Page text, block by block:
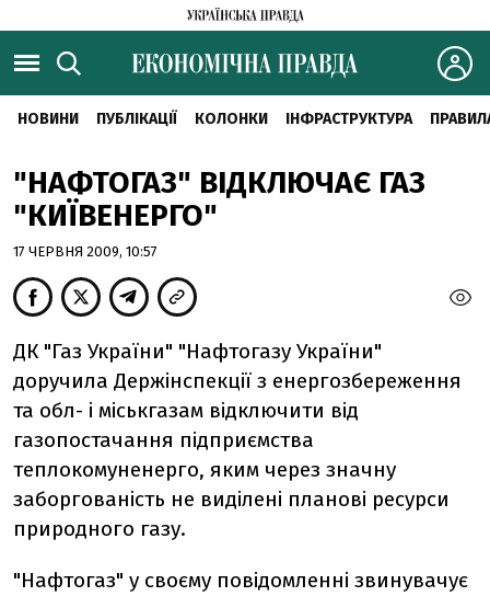
НОВИНИ ПУБЛІКАЦІЇ КОЛОНКИ ІНФРАСТРУКТУРА
"НАФТОГАЗ" ВІДКЛЮЧАЄ ГАЗ
"КИЇВЕНЕРГО"
17 ЧЕРВНЯ 2009, 10:57
ДК "Газ України" "Нафтогазу України"
доручила Держінспекції з енергозбереження
та обл- і міськгазам відключити від
газопостачання підприємства
теплокомуненерго, яким через значну
заборгованість не виділені планові ресурси
природного газу.
"Нафтогаз" у своєму повідомленні звинувачує